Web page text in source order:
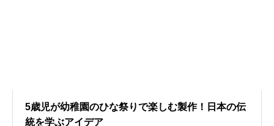
5歳児が幼稚園のひな祭りで楽しむ製作！日本の伝
統を学ぶアイデア